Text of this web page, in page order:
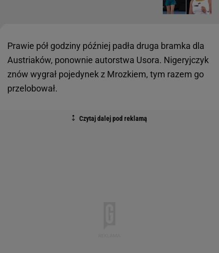
Prawie pół godziny później padła druga bramka dla
Austriaków, ponownie autorstwa Usora. Nigeryjczyk
znów wygrał pojedynek z Mrozkiem, tym razem go
przelobował.